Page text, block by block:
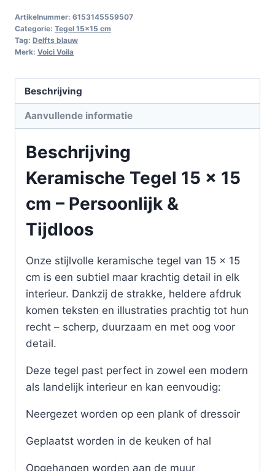
Artikelnummer: 6153145559507
Categorie: Tegel 15x15 cm
Tag: Delfts blauw
Merk: Voici Voila
Beschrijving
Aanvullende informatie
Beschrijving
Keramische Tegel 15 x 15
cm – Persoonlijk &
Tijdloos
Onze stijlvolle keramische tegel van 15 x 15
cm is een subtiel maar krachtig detail in elk
interieur. Dankzij de strakke, heldere afdruk
komen teksten en illustraties prachtig tot hun
recht – scherp, duurzaam en met oog voor
detail.
Deze tegel past perfect in zowel een modern
als landelijk interieur en kan eenvoudig:
Neergezet worden op een plank of dressoir
Geplaatst worden in de keuken of hal
Opgehangen worden aan de muur